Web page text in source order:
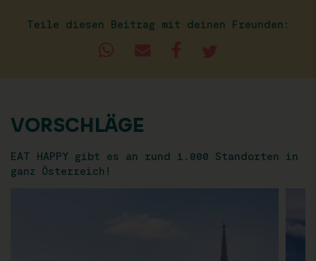
Teile diesen Beitrag mit deinen Freunden:
VORSCHLÄGE
EAT HAPPY gibt es an rund 1.000 Standorten in
ganz Österreich!